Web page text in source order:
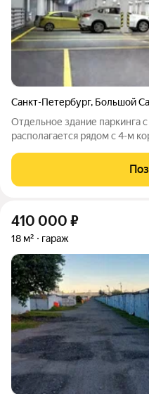
Санкт-Петербург, Большой
Отдельное здание паркинга
располагается рядом с 4-м
комфортного образа жизни.
машиномест, в том числе
410 000 ₽
18 м² гараж